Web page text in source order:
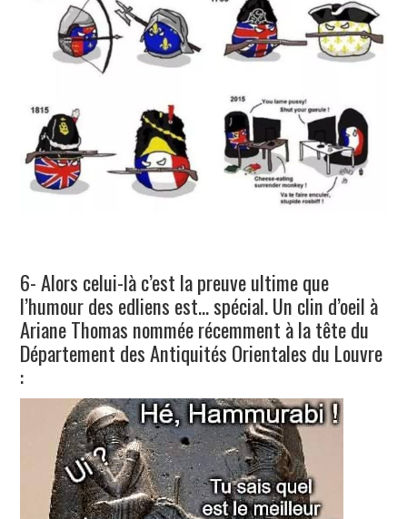
6- Alors celui-là c’est la preuve ultime que
l’humour des edliens est… spécial. Un clin d’oeil à
Ariane Thomas nommée récemment à la tête du
Département des Antiquités Orientales du Louvre
: